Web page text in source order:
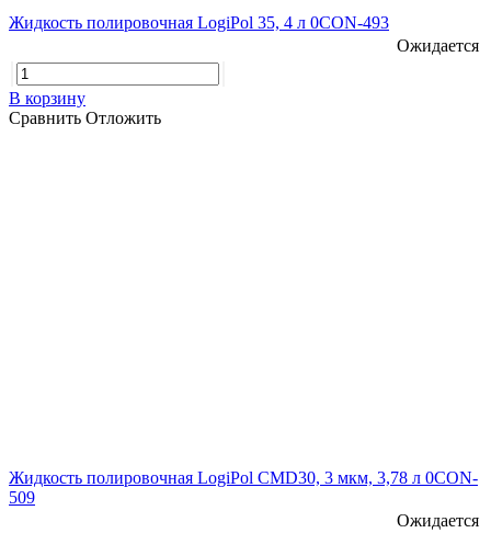
Жидкость полировочная LogiPol 35, 4 л 0CON-493
Ожидается
В корзину
Сравнить Отложить
Жидкость полировочная LogiPol CMD30, 3 мкм, 3,78 л 0CON-
509
Ожидается